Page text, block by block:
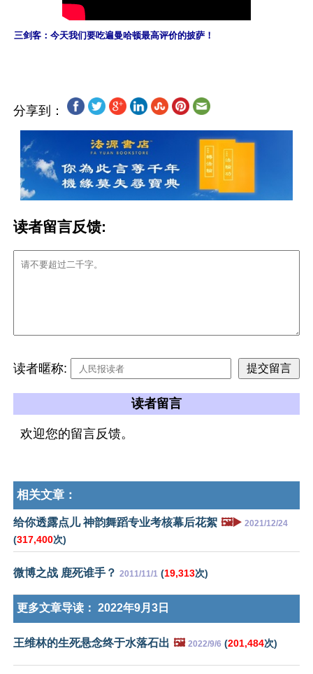
三剑客：今天我们要吃遍曼哈顿最高评价的披萨！
分享到：
读者留言反馈:
读者暱称:
读者留言
欢迎您的留言反馈。
相关文章：
给你透露点儿 神韵舞蹈专业考核幕后花絮 🖼️▶️ 2021/12/24
(317,400次)
微博之战 鹿死谁手？ 2011/11/1 (19,313次)
更多文章导读： 2022年9月3日
王维林的生死悬念终于水落石出 🖼️ 2022/9/6 (201,484次)